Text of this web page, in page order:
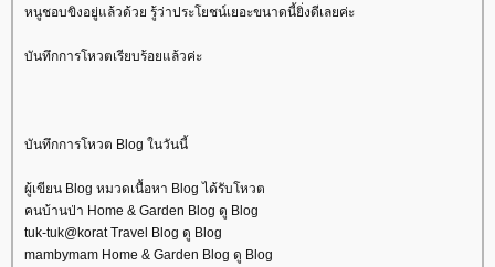
หนูชอบขิงอยู่แล้วด้วย รู้ว่าประโยชน์เยอะขนาดนี้ยิ่งดีเลยค่ะ
บันทึกการโหวตเรียบร้อยแล้วค่ะ
บันทึกการโหวต Blog ในวันนี้
ผู้เขียน Blog หมวดเนื้อหา Blog ได้รับโหวต
คนบ้านป่า Home & Garden Blog ดู Blog
tuk-tuk@korat Travel Blog ดู Blog
mambymam Home & Garden Blog ดู Blog